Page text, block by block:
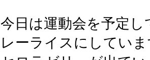
今日は運動会を予定
レーライスにしてい